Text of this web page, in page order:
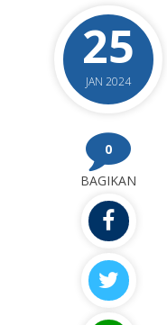
25
JAN 2024
0
BAGIKAN